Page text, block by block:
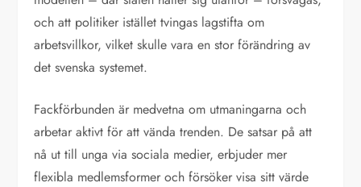
och att politiker istället tvingas lagstifta om
arbetsvillkor, vilket skulle vara en stor förändring av
det svenska systemet.
Fackförbunden är medvetna om utmaningarna och
arbetar aktivt för att vända trenden. De satsar på att
nå ut till unga via sociala medier, erbjuder mer
flexibla medlemsformer och försöker visa sitt värde